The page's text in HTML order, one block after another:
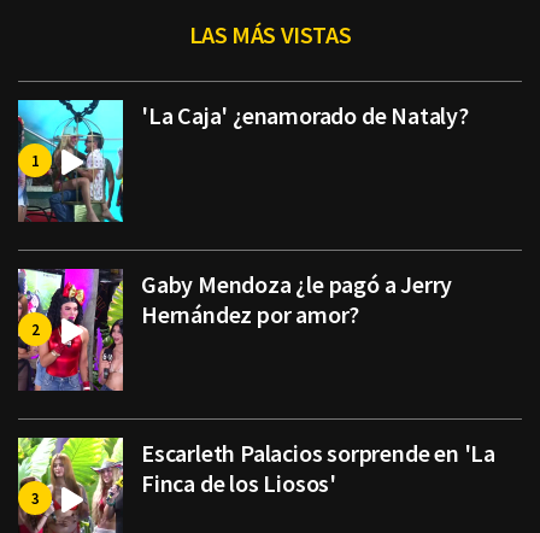
LAS MÁS VISTAS
'La Caja' ¿enamorado de Nataly?
Gaby Mendoza ¿le pagó a Jerry
Hernández por amor?
Escarleth Palacios sorprende en 'La
Finca de los Liosos'